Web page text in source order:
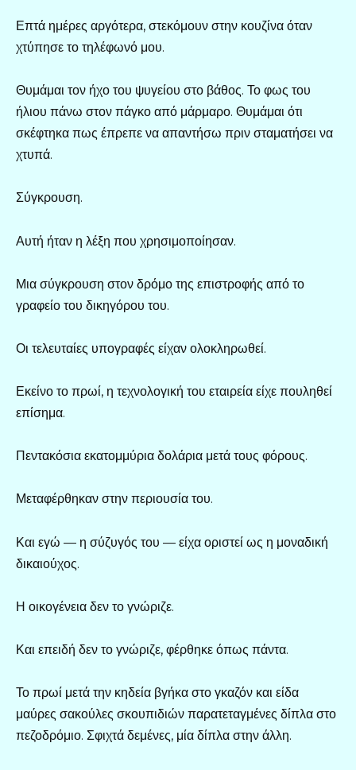
Επτά ημέρες αργότερα, στεκόμουν στην κουζίνα όταν
χτύπησε το τηλέφωνό μου.
Θυμάμαι τον ήχο του ψυγείου στο βάθος. Το φως του
ήλιου πάνω στον πάγκο από μάρμαρο. Θυμάμαι ότι
σκέφτηκα πως έπρεπε να απαντήσω πριν σταματήσει να
χτυπά.
Σύγκρουση.
Αυτή ήταν η λέξη που χρησιμοποίησαν.
Μια σύγκρουση στον δρόμο της επιστροφής από το
γραφείο του δικηγόρου του.
Οι τελευταίες υπογραφές είχαν ολοκληρωθεί.
Εκείνο το πρωί, η τεχνολογική του εταιρεία είχε πουληθεί
επίσημα.
Πεντακόσια εκατομμύρια δολάρια μετά τους φόρους.
Μεταφέρθηκαν στην περιουσία του.
Και εγώ — η σύζυγός του — είχα οριστεί ως η μοναδική
δικαιούχος.
Η οικογένεια δεν το γνώριζε.
Και επειδή δεν το γνώριζε, φέρθηκε όπως πάντα.
Το πρωί μετά την κηδεία βγήκα στο γκαζόν και είδα
μαύρες σακούλες σκουπιδιών παρατεταγμένες δίπλα στο
πεζοδρόμιο. Σφιχτά δεμένες, μία δίπλα στην άλλη.